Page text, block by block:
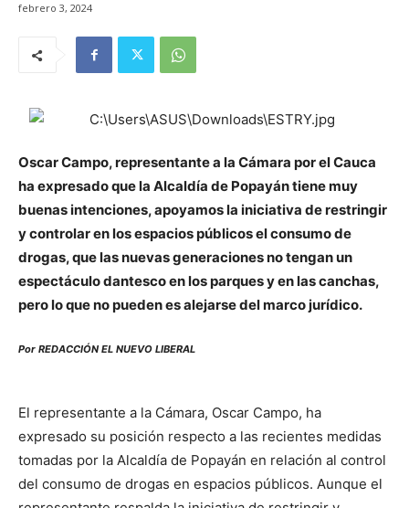
febrero 3, 2024
Oscar Campo, representante a la Cámara por el Cauca
ha expresado que la Alcaldía de Popayán tiene muy
buenas intenciones, apoyamos la iniciativa de restringir
y controlar en los espacios públicos el consumo de
drogas, que las nuevas generaciones no tengan un
espectáculo dantesco en los parques y en las canchas,
pero lo que no pueden es alejarse del marco jurídico.
Por REDACCIÓN EL NUEVO LIBERAL
El representante a la Cámara, Oscar Campo, ha
expresado su posición respecto a las recientes medidas
tomadas por la Alcaldía de Popayán en relación al control
del consumo de drogas en espacios públicos. Aunque el